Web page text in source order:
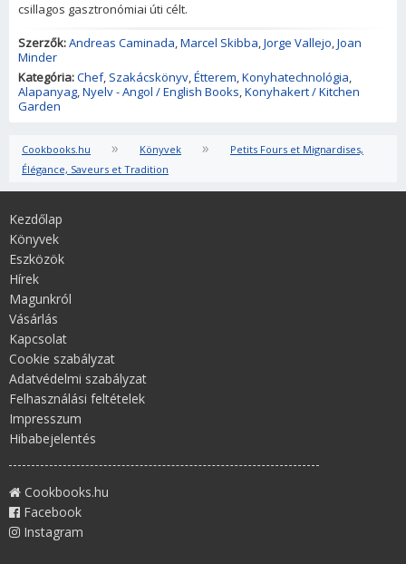
csillagos gasztronómiai úti célt.
Szerzők:Andreas Caminada,Marcel Skibba,Jorge Vallejo,Joan
Minder
Kategória:Chef, Szakácskönyv,Étterem,Konyhatechnológia,
Alapanyag,Nyelv - Angol / English Books,Konyhakert / Kitchen
Garden
Cookbooks.hu » Könyvek »
Petits Fours et Mignardises,
Élégance, Saveurs et Tradition
Kezdőlap
Könyvek
Eszközök
Hírek
Magunkról
Vásárlás
Kapcsolat
Cookie szabályzat
Adatvédelmi szabályzat
Felhasználási feltételek
Impresszum
Hibabejelentés
Cookbooks.hu
Facebook
Instagram